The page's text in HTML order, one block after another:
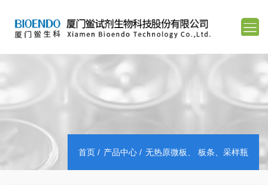
首页 产品中心 无热原微板、 板条、采样瓶